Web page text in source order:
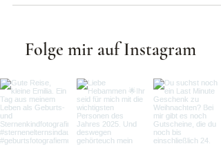
Coachings ist es regelmäßig Thema: Wie...
Folge mir auf Instagram